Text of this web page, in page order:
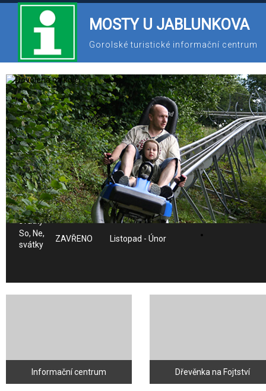
MOSTY U JABLUNKOVA
Gorolské turistické informační centrum
558 341 586
603 825 226
ic@gotic.cz
Provozní doba IC:
Po-Pá
8:00 - 16:00
Celý rok
So
8:30 - 14:30
Červenec - Srpen
So,
svátky
8:30 - 12:30
Září - Říjen a
Březen - Červen
Ne,
svátky
8:30 - 12:30
Červenec - Srpen
So, Ne,
svátky
ZAVŘENO Listopad - Únor
Informační centrum Dřevěnka na Fojtství